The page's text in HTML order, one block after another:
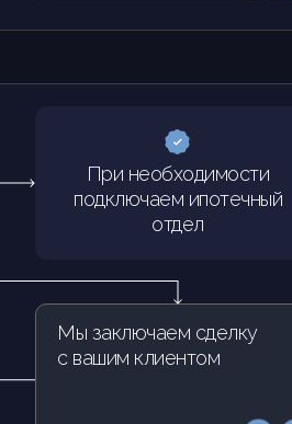
При необходимости
подключаем ипотечный
отдел
Мы заключаем сделку
с вашим клиентом